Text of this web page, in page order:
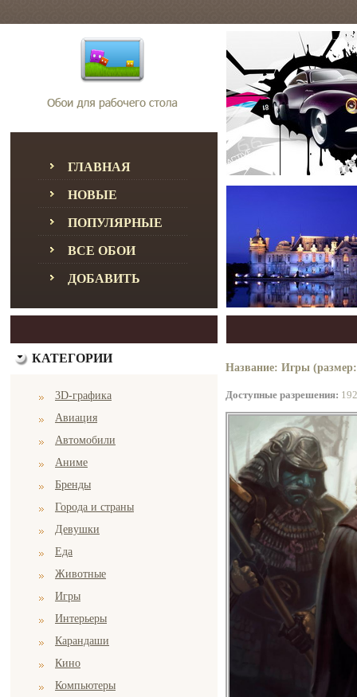
ГЛАВНАЯ
НОВЫЕ
ПОПУЛЯРНЫЕ
ВСЕ ОБОИ
ДОБАВИТЬ
КАТЕГОРИИ
3D-графика
Авиация
Автомобили
Аниме
Бренды
Города и страны
Девушки
Еда
Животные
Игры
Интерьеры
Карандаши
Кино
Компьютеры
Название: Игры (размер:
Доступные разрешения: